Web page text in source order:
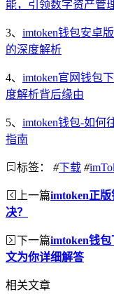
能，引领数字资产管
3、 imtoken钱包安卓
的深度解析
4、 imtoken官网钱包
度解析背后缘由
5、 imtoken钱包-如何
指南
标签： #下载 #
上一篇imtoken正
决？
下一篇imtoken钱
文为你详细解答
相关文章